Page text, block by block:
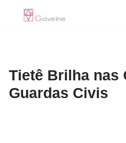
conteúdo
Tietê Brilha nas
Guardas Civis